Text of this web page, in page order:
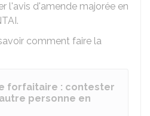
l'avis d'amende majorée en
.
comment faire la
forfaitaire : contester
personne en